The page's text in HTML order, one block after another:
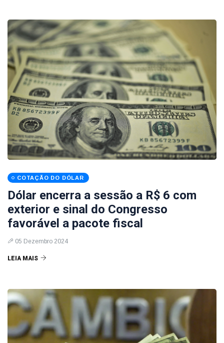
COTAÇÃO DO DÓLAR
Dólar encerra a sessão a R$ 6 com
exterior e sinal do Congresso
favorável a pacote fiscal
05 Dezembro 2024
LEIA MAIS